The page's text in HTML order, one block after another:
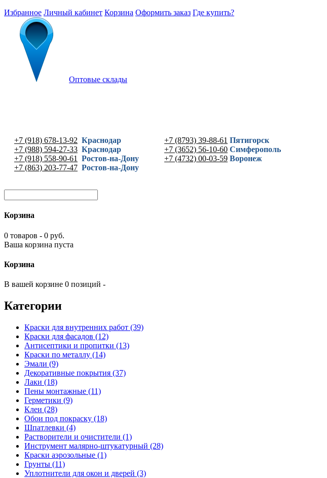
Избранное Личный кабинет Корзина Оформить заказ Где купить?
Оптовые склады
+7 (918) 678-13-92 Краснодар
+7 (988) 594-27-33 Краснодар
+7 (918) 558-90-61
Ростов-на-Дону
+7 (863) 203-77-47 Ростов-на-Дону
+7 (8793) 39-88-61 Пятигорск
+7 (3652) 56-10-60 Симферополь
+7 (4732) 00-03-59 Воронеж
Корзина
0 товаров - 0 руб.
Ваша корзина пуста
Корзина
В вашей корзине 0 позиций -
Категории
Краски для внутренних работ (39)
Краски для фасадов (12)
Антисептики и пропитки (13)
Краски по металлу (14)
Эмали (9)
Декоративные покрытия (37)
Лаки (18)
Пены монтажные (11)
Герметики (9)
Клеи (28)
Обои под покраску (18)
Шпатлевки (4)
Растворители и очистители (1)
Инструмент малярно-штукатурный (28)
Краски аэрозольные (1)
Грунты (11)
Уплотнители для окон и дверей (3)